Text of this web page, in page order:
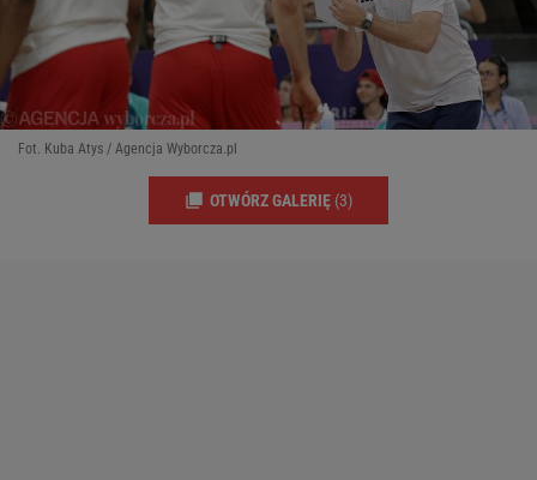
Fot. Kuba Atys / Agencja Wyborcza.pl
OTWÓRZ GALERIĘ (3)